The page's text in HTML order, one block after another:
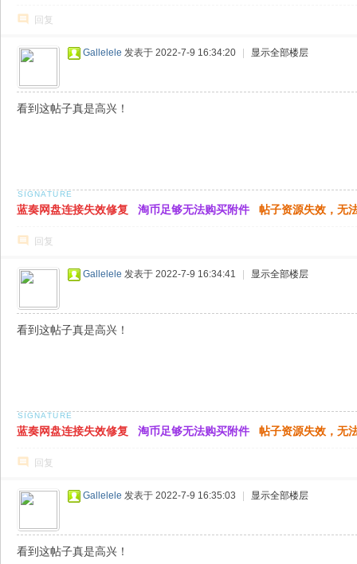
回复
Gallelele 发表于 2022-7-9 16:34:20 显示全部楼层
看到这帖子真是高兴！
蓝奏网盘连接失效修复 淘币足够无法购买附件 帖子资源失效，无
回复
Gallelele 发表于 2022-7-9 16:34:41 显示全部楼层
看到这帖子真是高兴！
蓝奏网盘连接失效修复 淘币足够无法购买附件 帖子资源失效，无
回复
Gallelele 发表于 2022-7-9 16:35:03 显示全部楼层
看到这帖子真是高兴！